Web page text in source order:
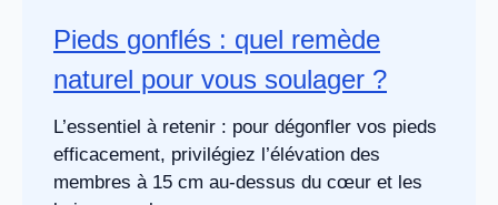
Pieds gonflés : quel remède
naturel pour vous soulager ?
L’essentiel à retenir : pour dégonfler vos pieds
efficacement, privilégiez l’élévation des
membres à 15 cm au-dessus du cœur et les